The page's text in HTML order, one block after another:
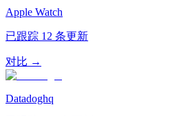
Apple Watch
已跟踪 12 条更新
对比 →
Datadoghq